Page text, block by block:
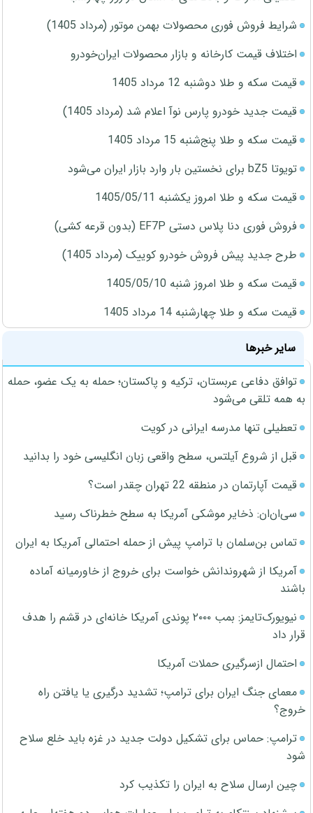
شرایط فروش فوری محصولات بهمن موتور (مرداد 1405)
اختلاف قیمت کارخانه و بازار محصولات ایران‌خودرو
قیمت سکه و طلا دوشنبه 12 مرداد 1405
قیمت جدید خودرو پارس نوآ اعلام شد (مرداد 1405)
قیمت سکه و طلا پنج‌شنبه 15 مرداد 1405
تویوتا bZ5 برای نخستین بار وارد بازار ایران می‌شود
قیمت سکه و طلا امروز یکشنبه 1405/05/11
فروش فوری دنا پلاس دستی EF7P (بدون قرعه کشی)
طرح جدید پیش فروش خودرو کوییک (مرداد 1405)
قیمت سکه و طلا امروز شنبه 1405/05/10
قیمت سکه و طلا چهارشنبه 14 مرداد 1405
سایر خبرها
توافق دفاعی عربستان، ترکیه و پاکستان؛ حمله به یک عضو، حمله
به همه تلقی می‌شود
تعطیلی تنها مدرسه ایرانی در کویت
قبل از شروع آیلتس، سطح واقعی زبان انگلیسی خود را بدانید
قیمت آپارتمان در منطقه 22 تهران چقدر است؟
سی‌ان‌ان: ذخایر موشکی آمریکا به سطح خطرناک رسید
تماس بن‌سلمان با ترامپ پیش از حمله احتمالی آمریکا به ایران
آمریکا از شهروندانش خواست برای خروج از خاورمیانه آماده
باشند
نیویورک‌تایمز: بمب ۲۰۰۰ پوندی آمریکا خانه‌ای در قشم را هدف
قرار داد
احتمال ازسرگیری حملات آمریکا
معمای جنگ ایران برای ترامپ؛ تشدید درگیری یا یافتن راه
خروج؟
ترامپ: حماس برای تشکیل دولت جدید در غزه باید خلع سلاح
شود
چین ارسال سلاح به ایران را تکذیب کرد